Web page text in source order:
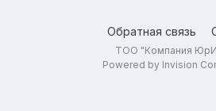
Обратная связь
ТОО "Компания
Powered by Invision